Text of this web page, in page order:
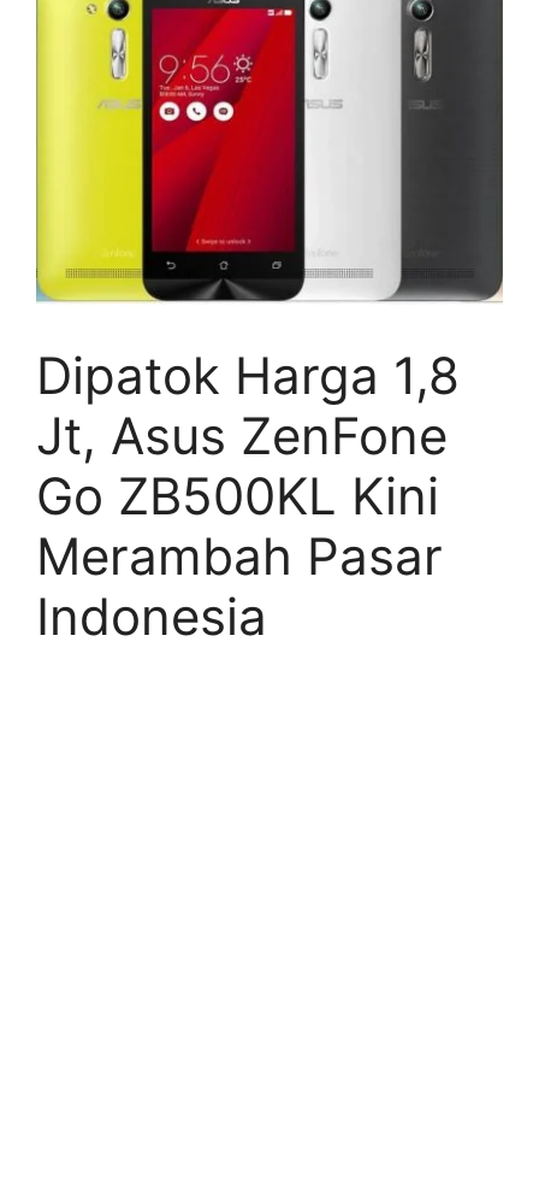
Dipatok Harga 1,8
Jt, Asus ZenFone
Go ZB500KL Kini
Merambah Pasar
Indonesia